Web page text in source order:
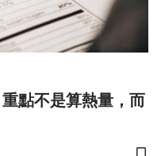
點不是算熱量，而